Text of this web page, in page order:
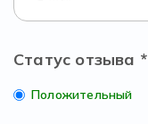
Статус отзыва *
Положительный